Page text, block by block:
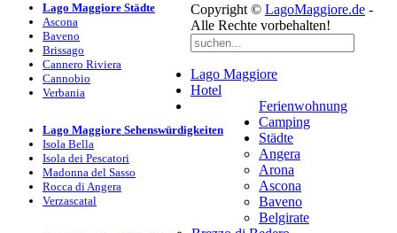
Lago Maggiore Städte
Ascona
Baveno
Brissago
Cannero Riviera
Cannobio
Verbania
Lago Maggiore Sehenswürdigkeiten
Isola Bella
Isola dei Pescatori
Madonna del Sasso
Rocca di Angera
Verzascatal
Copyright © LagoMaggiore.de -
Alle Rechte vorbehalten!
Lago Maggiore
Hotel
Ferienwohnung
Camping
Städte
Angera
Arona
Ascona
Baveno
Belgirate